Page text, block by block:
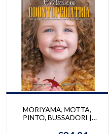
MORIYAMA, MOTTA,
PINTO, BUSSADORI |